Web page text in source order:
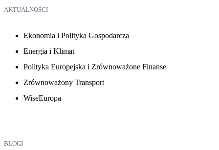
AKTUALNOŚCI
Ekonomia i Polityka Gospodarcza
Energia i Klimat
Polityka Europejska i Zrównoważone Finanse
Zrównoważony Transport
WiseEuropa
BLOGI